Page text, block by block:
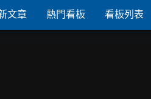
文章 熱門看板 看板列表